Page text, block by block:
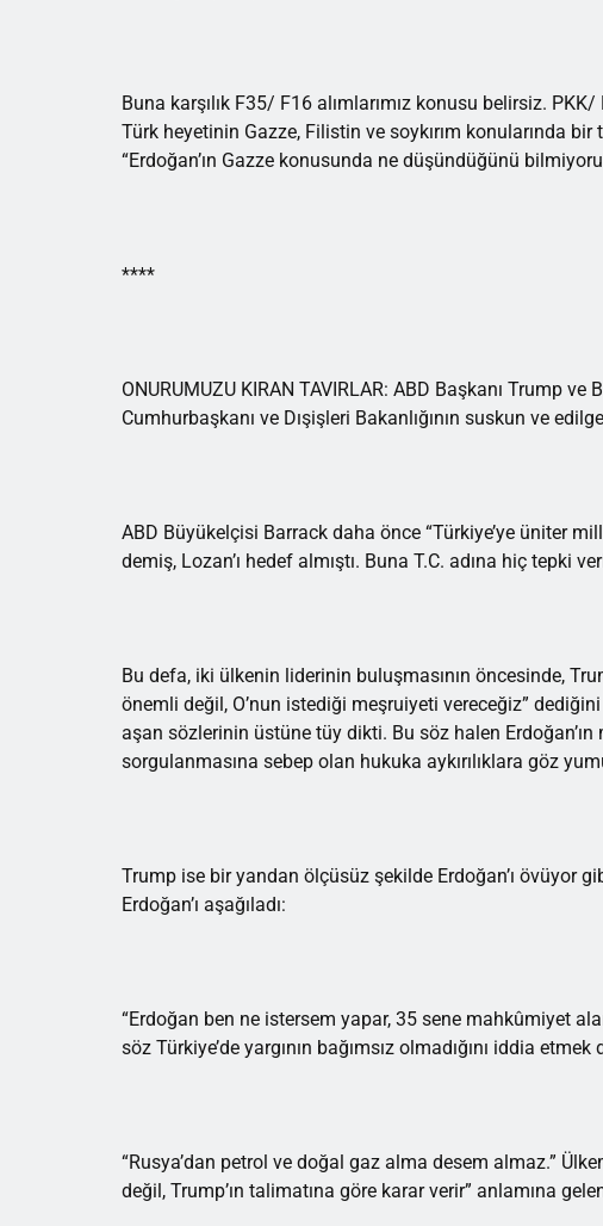
Buna karşılık F35/ F16 alımlarımız konusu belirsiz.
Türk heyetinin Gazze, Filistin ve soykırım konularında
“Erdoğan’ın Gazze konusunda ne düşündüğünü
****
ONURUMUZU KIRAN TAVIRLAR: ABD Başkanı Trump ve
Cumhurbaşkanı ve Dışişleri Bakanlığının suskun ve
ABD Büyükelçisi Barrack daha önce “Türkiye’ye üniter
demiş, Lozan’ı hedef almıştı. Buna T.C. adına hiç tepki
Bu defa, iki ülkenin liderinin buluşmasının öncesinde,
önemli değil, O’nun istediği meşruiyeti vereceğiz”
aşan sözlerinin üstüne tüy dikti. Bu söz halen
sorgulanmasına sebep olan hukuka aykırılıklara göz
Trump ise bir yandan ölçüsüz şekilde Erdoğan’ı övüyor
Erdoğan’ı aşağıladı:
“Erdoğan ben ne istersem yapar, 35 sene mahkûmiyet
söz Türkiye’de yargının bağımsız olmadığını iddia
“Rusya’dan petrol ve doğal gaz alma desem almaz.”
değil, Trump’ın talimatına göre karar verir” anlamına